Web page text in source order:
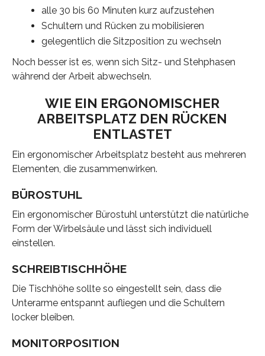
alle 30 bis 60 Minuten kurz aufzustehen
Schultern und Rücken zu mobilisieren
gelegentlich die Sitzposition zu wechseln
Noch besser ist es, wenn sich Sitz- und Stehphasen
während der Arbeit abwechseln.
WIE EIN ERGONOMISCHER
ARBEITSPLATZ DEN RÜCKEN
ENTLASTET
Ein ergonomischer Arbeitsplatz besteht aus mehreren
Elementen, die zusammenwirken.
BÜROSTUHL
Ein ergonomischer Bürostuhl unterstützt die natürliche
Form der Wirbelsäule und lässt sich individuell
einstellen.
SCHREIBTISCHHÖHE
Die Tischhöhe sollte so eingestellt sein, dass die
Unterarme entspannt aufliegen und die Schultern
locker bleiben.
MONITORPOSITION